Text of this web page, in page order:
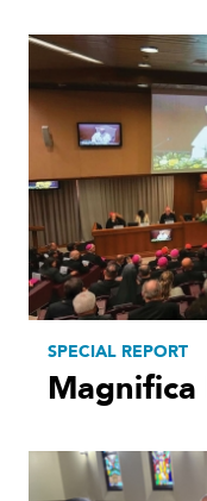
SPECIAL REPORT
Magnifica